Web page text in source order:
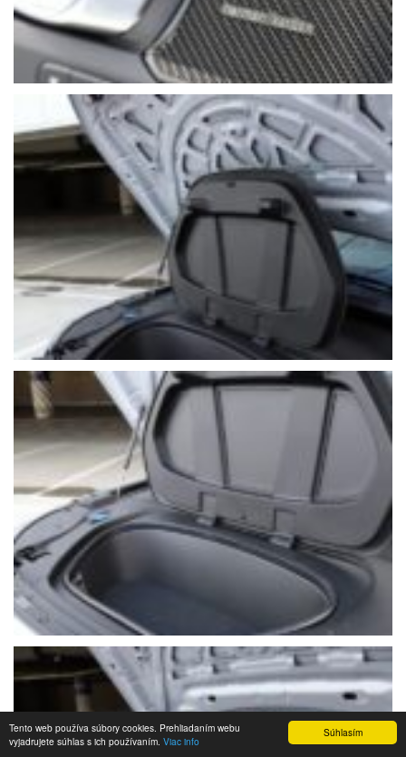
Súhlasím
Tento web používa súbory cookies. Prehliadaním webu
vyjadrujete súhlas s ich používaním. Viac info